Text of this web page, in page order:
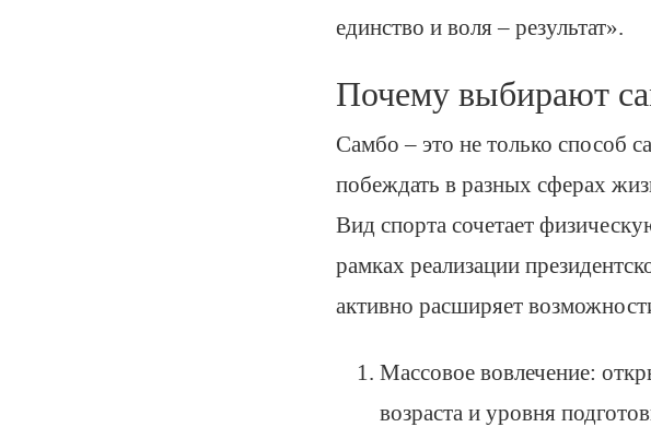
единство и воля – результат».
Почему выбирают
Самбо – это не только способ
побеждать в разных сферах
Вид спорта сочетает
рамках реализации
активно расширяет
Массовое вовлечение:
возраста и уровня